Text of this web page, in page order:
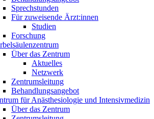
Sprechstunden
Für zuweisende Ärzt:innen
Studien
Forschung
Über das Zentrum
Aktuelles
Netzwerk
Zentrumsleitung
Behandlungsangebot
für Anästhesiologie und Intensivmedizin
Über das Zentrum